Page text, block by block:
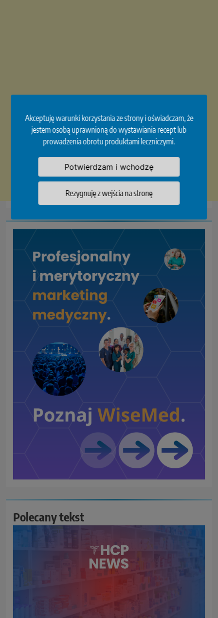
Akceptuję warunki korzystania ze strony i oświadczam, że
jestem osobą uprawnioną do wystawiania recept lub
prowadzenia obrotu produktami leczniczymi.
Potwierdzam i wchodzę
Rezygnuję z wejścia na stronę
Polecany tekst